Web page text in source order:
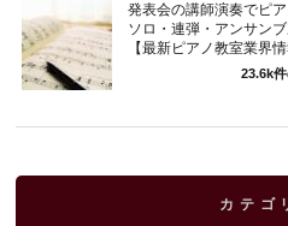
発表会の講師演奏でピ
ソロ・連弾・アンサン
【最新ピアノ教室業界
23.6k
カテゴ